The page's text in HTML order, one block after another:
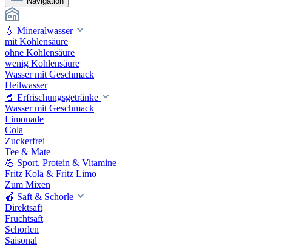
💧 Mineralwasser
mit Kohlensäure
ohne Kohlensäure
wenig Kohlensäure
Wasser mit Geschmack
Heilwasser
🥤 Erfrischungsgetränke
Wasser mit Geschmack
Limonade
Cola
Zuckerfrei
Tee & Mate
💪 Sport, Protein & Vitamine
Fritz Kola & Fritz Limo
Zum Mixen
🍎 Saft & Schorle
Direktsaft
Fruchtsaft
Schorlen
Saisonal